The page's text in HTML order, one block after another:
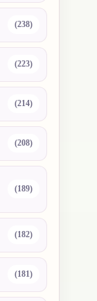
(238)
(223)
(214)
(208)
(189)
(182)
(181)